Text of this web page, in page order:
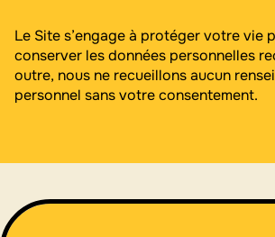
Le Site s’engage à protéger votre vie
conserver les données personnelles
outre, nous ne recueillons aucun
personnel sans votre consentement.